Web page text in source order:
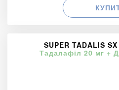
SUPER TADALIS
Тадалафіл 20 мг +